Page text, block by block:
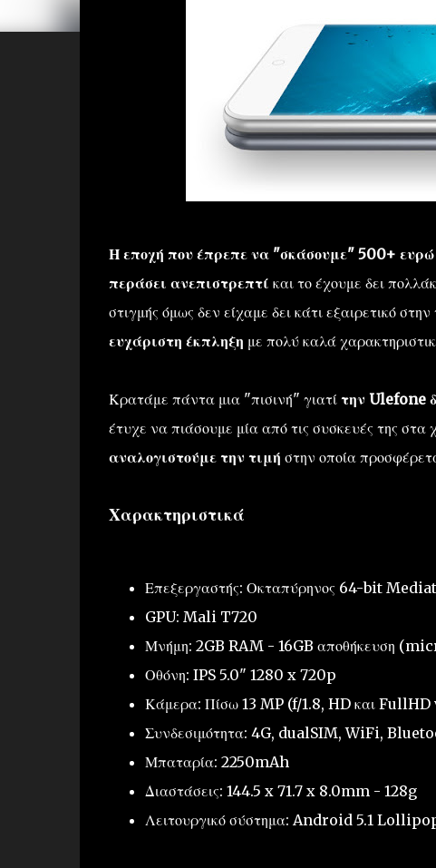
Η εποχή που έπρεπε να "σκάσουμε" 500+
περάσει ανεπιστρεπτί και το έχουμε δει
στιγμής όμως δεν είχαμε δει κάτι εξαιρετικό
ευχάριστη έκπληξη με πολύ καλά
Κρατάμε πάντα μια "πισινή" γιατί την Ulefone
έτυχε να πιάσουμε μία από τις συσκευές της στα
αναλογιστούμε την τιμή στην οποία
Χαρακτηριστικά
Επεξεργαστής: Οκταπύρηνος 64-bit
GPU: Mali T720
Μνήμη: 2GB RAM - 16GB αποθήκευση
Οθόνη: IPS 5.0" 1280 x 720p
Κάμερα: Πίσω 13 MP (f/1.8, HD και
Συνδεσιμότητα: 4G, dualSIM, WiFi,
Μπαταρία: 2250mAh
Διαστάσεις: 144.5 x 71.7 x 8.0mm - 128g
Λειτουργικό σύστημα: Android 5.1